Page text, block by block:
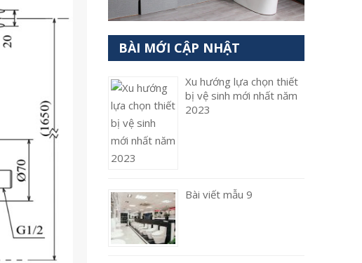
BÀI MỚI CẬP NHẬT
Xu hướng lựa chọn thiết
bị vệ sinh mới nhất năm
2023
Bài viết mẫu 9